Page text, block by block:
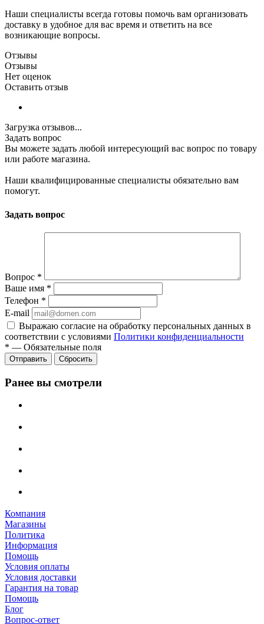
Наши специалисты всегда готовы помочь вам организовать
доставку в удобное для вас время и ответить на все
возникающие вопросы.
Отзывы
Отзывы
Нет оценок
Оставить отзыв
Загрузка отзывов...
Задать вопрос
Вы можете задать любой интересующий вас вопрос по товару
или работе магазина.
Наши квалифицированные специалисты обязательно вам
помогут.
Задать вопрос
Вопрос *
Ваше имя *
Телефон *
E-mail
Выражаю согласие на обработку персональных данных в
соответствии с условиями Политики конфиденциальности
* — Обязательные поля
Отправить Сбросить
Ранее вы смотрели
Компания
Магазины
Политика
Информация
Помощь
Условия оплаты
Условия доставки
Гарантия на товар
Помощь
Блог
Вопрос-ответ